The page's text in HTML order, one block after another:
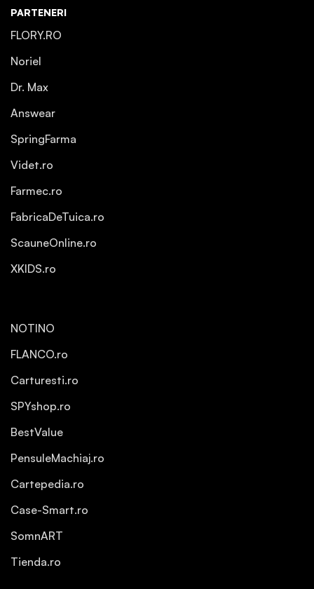
PARTENERI
FLORY.RO
Noriel
Dr. Max
Answear
SpringFarma
Videt.ro
Farmec.ro
FabricaDeTuica.ro
ScauneOnline.ro
XKIDS.ro
NOTINO
FLANCO.ro
Carturesti.ro
SPYshop.ro
BestValue
PensuleMachiaj.ro
Cartepedia.ro
Case-Smart.ro
SomnART
Tienda.ro